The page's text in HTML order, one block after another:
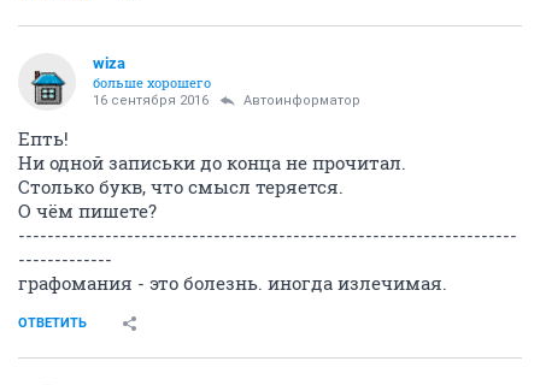
wiza
больше хорошего
16 сентября 2016 Автоинформатор
Епть!
Ни одной записьки до конца не прочитал.
Столько букв, что смысл теряется.
О чём пишете?
---------------------------------------------------------------------
-------------
графомания - это болезнь. иногда излечимая.
ОТВЕТИТЬ